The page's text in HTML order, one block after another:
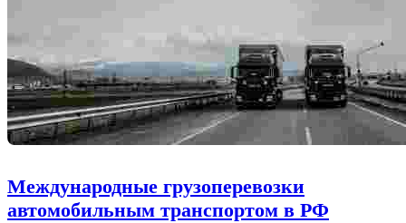
Международные грузоперевозки
автомобильным транспортом в РФ